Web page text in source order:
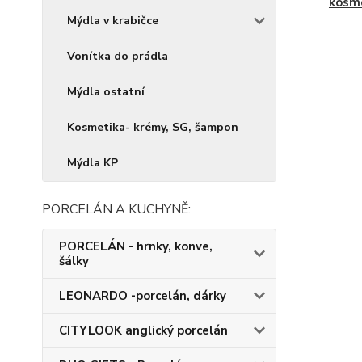
Mýdla v krabičce
Vonítka do prádla
Mýdla ostatní
Kosmetika- krémy, SG, šampon
Mýdla KP
PORCELÁN A KUCHYNĚ:
PORCELÁN - hrnky, konve,
šálky
LEONARDO -porcelán, dárky
CITYLOOK anglický porcelán